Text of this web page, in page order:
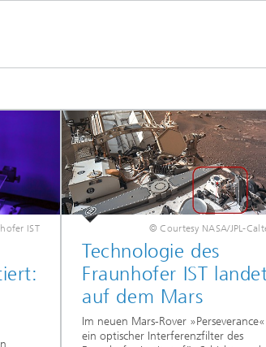
IST © Courtesy NASA/JPL-
Technologie des
Fraunhofer IST
auf dem Mars
Im neuen Mars-Rover
ein optischer Interferenzfilter des